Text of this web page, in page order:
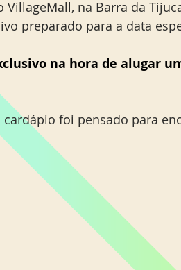
na Barra da
preparado para a data
na hora de alugar
foi pensado para